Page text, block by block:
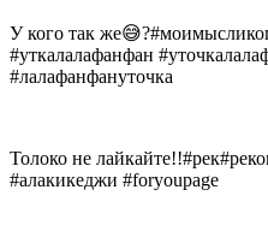
У кого так
#уткалалафанфан
#лалафанфануточка
Толоко не
#алакикеджи #foryoupage